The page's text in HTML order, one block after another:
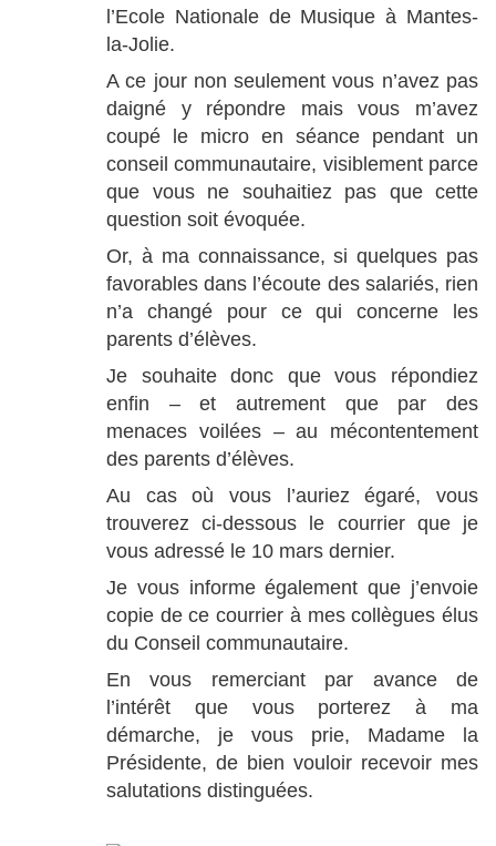
l’Ecole Nationale de Musique à Mantes-
la-Jolie.
A ce jour non seulement vous n’avez pas
daigné y répondre mais vous m’avez
coupé le micro en séance pendant un
conseil communautaire, visiblement parce
que vous ne souhaitiez pas que cette
question soit évoquée.
Or, à ma connaissance, si quelques pas
favorables dans l’écoute des salariés, rien
n’a changé pour ce qui concerne les
parents d’élèves.
Je souhaite donc que vous répondiez
enfin – et autrement que par des
menaces voilées – au mécontentement
des parents d’élèves.
Au cas où vous l’auriez égaré, vous
trouverez ci-dessous le courrier que je
vous adressé le 10 mars dernier.
Je vous informe également que j’envoie
copie de ce courrier à mes collègues élus
du Conseil communautaire.
En vous remerciant par avance de
l’intérêt que vous porterez à ma
démarche, je vous prie, Madame la
Présidente, de bien vouloir recevoir mes
salutations distinguées.